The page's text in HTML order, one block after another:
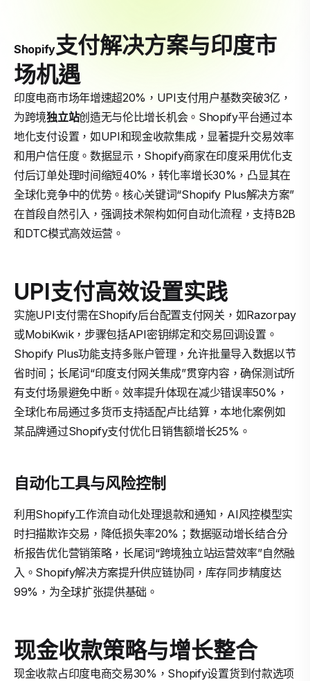
Shopify支付解决方案与印度市
场机遇
印度电商市场年增速超20%，UPI支付用户基数突破3亿，
为跨境独立站创造无与伦比增长机会。Shopify平台通过本
地化支付设置，如UPI和现金收款集成，显著提升交易效率
和用户信任度。数据显示，Shopify商家在印度采用优化支
付后订单处理时间缩短40%，转化率增长30%，凸显其在
全球化竞争中的优势。核心关键词“Shopify Plus解决方案”
在首段自然引入，强调技术架构如何自动化流程，支持B2B
和DTC模式高效运营。
UPI支付高效设置实践
实施UPI支付需在Shopify后台配置支付网关，如Razorpay
或MobiKwik，步骤包括API密钥绑定和交易回调设置。
Shopify Plus功能支持多账户管理，允许批量导入数据以节
省时间；长尾词“印度支付网关集成”贯穿内容，确保测试所
有支付场景避免中断。效率提升体现在减少错误率50%，
全球化布局通过多货币支持适配卢比结算，本地化案例如
某品牌通过Shopify支付优化日销售额增长25%。
自动化工具与风险控制
利用Shopify工作流自动化处理退款和通知，AI风控模型实
时扫描欺诈交易，降低损失率20%；数据驱动增长结合分
析报告优化营销策略，长尾词“跨境独立站运营效率”自然融
入。Shopify解决方案提升供应链协同，库存同步精度达
99%，为全球扩张提供基础。
现金收款策略与增长整合
现金收款占印度电商交易30%，Shopify设置货到付款选项